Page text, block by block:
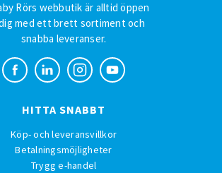
Rörs webbutik är alltid öppen
med ett brett sortiment och
snabba leveranser.
HITTA SNABBT
Köp- och leveransvillkor
Betalningsmöjligheter
Trygg e-handel